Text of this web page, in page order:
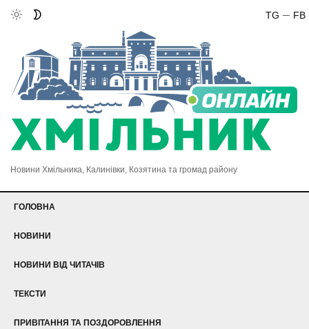
FB
TG
Новини Хмільника, Калинівки, Козятина та громад району
ГОЛОВНА
НОВИНИ
НОВИНИ ВІД ЧИТАЧІВ
ТЕКСТИ
ПРИВІТАННЯ ТА ПОЗДОРОВЛЕННЯ